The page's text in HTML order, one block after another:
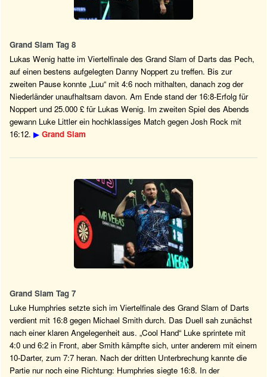
Grand Slam Tag 8
Lukas Wenig hatte im Viertelfinale des Grand Slam of Darts das Pech,
auf einen bestens aufgelegten Danny Noppert zu treffen. Bis zur
zweiten Pause konnte „Luu“ mit 4:6 noch mithalten, danach zog der
Niederländer unaufhaltsam davon. Am Ende stand der 16:8-Erfolg für
Noppert und 25.000 £ für Lukas Wenig. Im zweiten Spiel des Abends
gewann Luke Littler ein hochklassiges Match gegen Josh Rock mit
16:12. ▶ Grand Slam
Grand Slam Tag 7
Luke Humphries setzte sich im Viertelfinale des Grand Slam of Darts
verdient mit 16:8 gegen Michael Smith durch. Das Duell sah zunächst
nach einer klaren Angelegenheit aus. „Cool Hand“ Luke sprintete mit
4:0 und 6:2 in Front, aber Smith kämpfte sich, unter anderem mit einem
10-Darter, zum 7:7 heran. Nach der dritten Unterbrechung kannte die
Partie nur noch eine Richtung: Humphries siegte 16:8. In der